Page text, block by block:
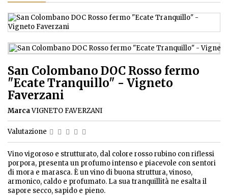
San Colombano DOC Rosso fermo
"Ecate Tranquillo" - Vigneto
Faverzani
MarcaVIGNETO FAVERZANI
Valutazione
Vino vigoroso e strutturato, dal colore rosso rubino con riflessi
porpora, presenta un profumo intenso e piacevole con sentori
di mora e marasca. È un vino di buona struttura, vinoso,
armonico, caldo e profumato. La sua tranquillità ne esalta il
sapore secco, sapido e pieno.